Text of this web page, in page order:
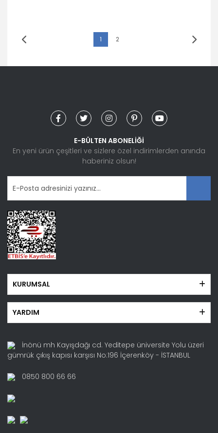
1 2
E-BÜLTEN ABONELİĞİ
En yeni ürün çeşitleri ve sizlere özel indirimlerden anında
haberiniz olsun!
KURUMSAL
YARDIM
İnönü mh Kayışdağı cd. Yeditepe üniversite Yolu üzeri
gümrük çıkış kapısı karşısı No:196 İçerenköy - İSTANBUL
0850 800 66 66